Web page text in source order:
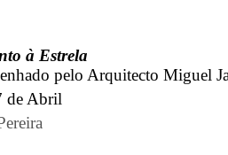
à Estrela
pelo Arquitecto Miguel
de Abril